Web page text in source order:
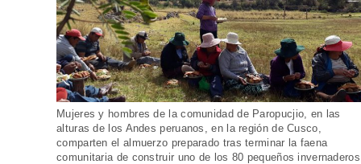
Mujeres y hombres de la comunidad de Paropucjio, en las
alturas de los Andes peruanos, en la región de Cusco,
comparten el almuerzo preparado tras terminar la faena
comunitaria de construir uno de los 80 pequeños